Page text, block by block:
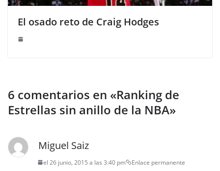
El osado reto de Craig Hodges
6 comentarios en «Ranking de
Estrellas sin anillo de la NBA»
Miguel Saiz
el 26 junio, 2015 a las 3:40 pm Enlace permanente